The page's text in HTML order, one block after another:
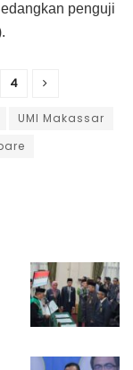
penguji
4
UMI Makassar